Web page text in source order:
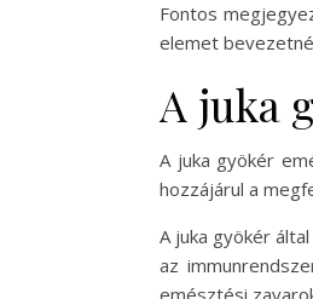
Fontos
elemet
A juka
A juka gyökér
hozzájárul a
A juka gyökér
az
emésztési